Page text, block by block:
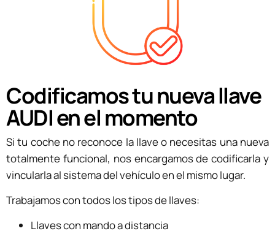
Codificamos tu nueva llave
AUDI en el momento
Si tu coche no reconoce la llave o necesitas una nueva
totalmente funcional, nos encargamos de codificarla y
vincularla al sistema del vehículo en el mismo lugar.
Trabajamos con todos los tipos de llaves:
Llaves con mando a distancia